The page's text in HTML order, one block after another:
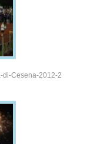
di-Cesena-2012-2